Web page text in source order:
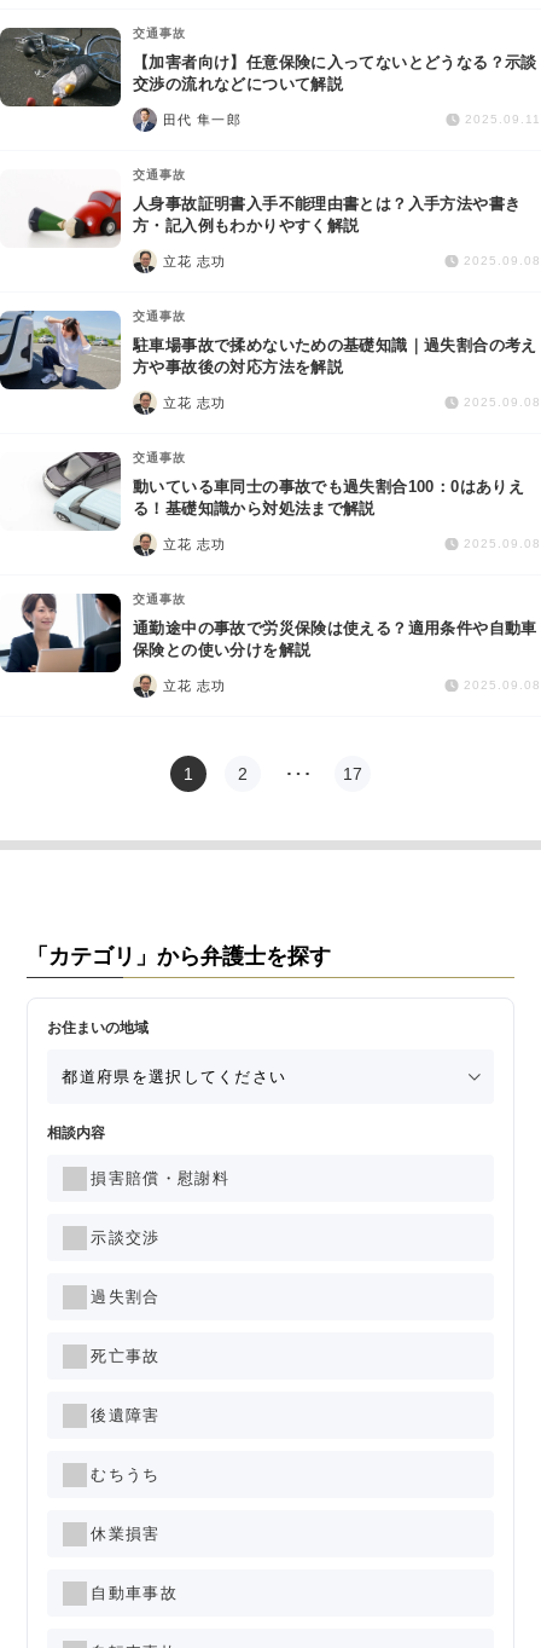
交通事故
【加害者向け】任意保険に入ってないとどうなる？示談
交渉の流れなどについて解説
田代 隼一郎 2025.09.11
交通事故
人身事故証明書入手不能理由書とは？入手方法や書き
方・記入例もわかりやすく解説
立花 志功 2025.09.08
交通事故
駐車場事故で揉めないための基礎知識｜過失割合の考え
方や事故後の対応方法を解説
立花 志功 2025.09.08
交通事故
動いている車同士の事故でも過失割合100：0はありえ
る！基礎知識から対処法まで解説
立花 志功 2025.09.08
交通事故
通勤途中の事故で労災保険は使える？適用条件や自動車
保険との使い分けを解説
立花 志功 2025.09.08
1 2 … 17
「カテゴリ」から弁護士を探す
お住まいの地域
相談内容
損害賠償・慰謝料
示談交渉
過失割合
死亡事故
後遺障害
むちうち
休業損害
自動車事故